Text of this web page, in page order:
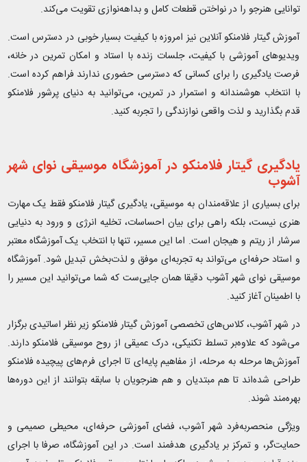
توانایی هنرجو را در نواختن قطعات کامل و بداهه‌نوازی تقویت می‌کند.
آموزش گیتار فلامنکو آنلاین نیز امروزه با کیفیت بسیار خوبی در دسترس است.
ویدیوهای آموزشی با کیفیت، جلسات زنده با استاد و امکان تمرین در خانه،
فرصت یادگیری را برای کسانی که دسترسی حضوری ندارند فراهم کرده است.
با انتخاب هوشمندانه و استمرار در تمرین، می‌توانید به دنیای پرشور فلامنکو
قدم بگذارید و لذت واقعی نوازندگی را تجربه کنید.
یادگیری گیتار فلامنکو در آموزشگاه موسیقی نوای شهر
آشوب
برای بسیاری از علاقه‌مندان به موسیقی، یادگیری گیتار فلامنکو فقط یک مهارت
هنری نیست، بلکه راهی برای بیان احساسات، تخلیه انرژی و ورود به دنیایی
سرشار از ریتم و هیجان است. اما این مسیر، تنها با انتخاب یک آموزشگاه معتبر
و استاد حرفه‌ای می‌تواند به تجربه‌ای موفق و لذت‌بخش تبدیل شود. آموزشگاه
موسیقی نوای شهر آشوب دقیقا همان جایی‌ست که شما می‌توانید این مسیر را
با اطمینان آغاز کنید.
در شهر آشوب، کلاس‌های تخصصی آموزش گیتار فلامنکو زیر نظر اساتیدی برگزار
می‌شود که علاوه‌بر تسلط تکنیکی، درک عمیقی از روح موسیقی فلامنکو دارند.
آموزش‌ها مرحله به مرحله، از مفاهیم پایه‌ای تا اجرای فرم‌های پیچیده فلامنکو
طراحی شده‌اند تا هم مبتدیان و هم هنرجویان با سابقه بتوانند از این دوره‌ها
بهره‌مند شوند.
ویژگی منحصربه‌فرد شهر آشوب، فضای آموزشی حرفه‌ای، محیطی صمیمی و
حمایت‌گر، و تمرکز بر یادگیری هدفمند است. در این آموزشگاه، صرفا با اجرای